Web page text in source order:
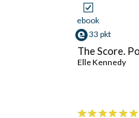
ebook
33 pkt
The Score.
Elle Kennedy